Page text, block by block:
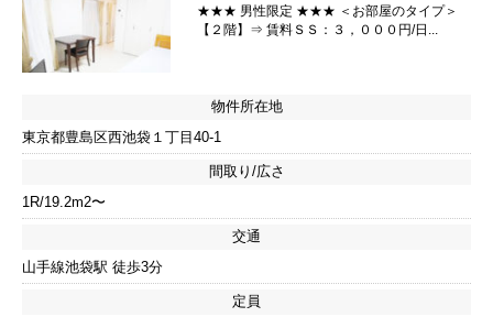
★★★ 男性限定 ★★★ ＜お部屋のタイプ＞
【２階】⇒ 賃料ＳＳ：３，０００円/日...
物件所在地
東京都豊島区西池袋１丁目40-1
間取り/広さ
1R/19.2m2〜
交通
山手線池袋駅 徒歩3分
定員